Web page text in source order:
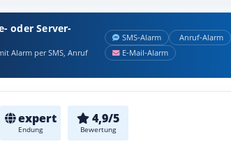
oder Server-
Alarm per SMS, Anruf
SMS‑Alarm
Anruf‑Alarm
E‑Mail‑Alarm
expert
Endung
4,9/5
Bewertung